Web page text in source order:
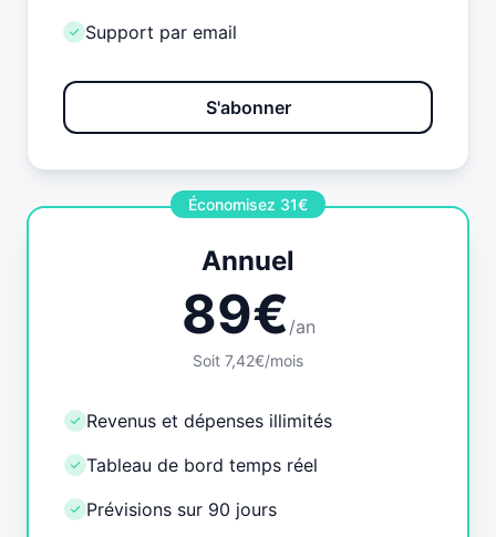
Support par email
S'abonner
Économisez 31€
Annuel
89€ /an
Soit 7,42€/mois
Revenus et dépenses illimités
Tableau de bord temps réel
Prévisions sur 90 jours